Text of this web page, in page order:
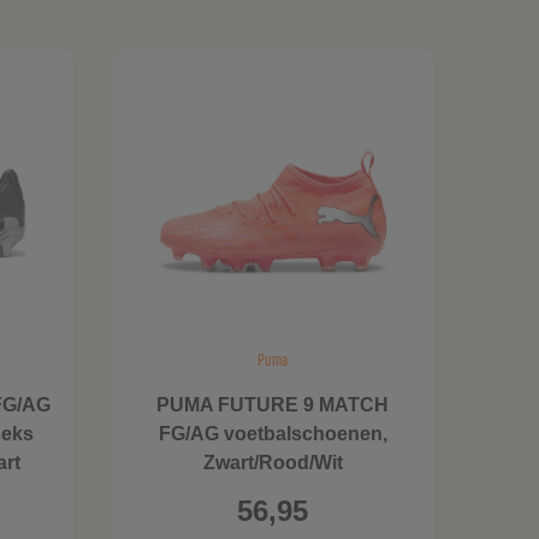
AG
Puma
PUMA FUTURE 9 MATCH
FG/AG voetbalschoenen,
Zwart/Rood/Wit
56,95